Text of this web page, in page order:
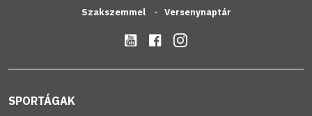
Szakszemmel Versenynaptár
SPORTÁGAK